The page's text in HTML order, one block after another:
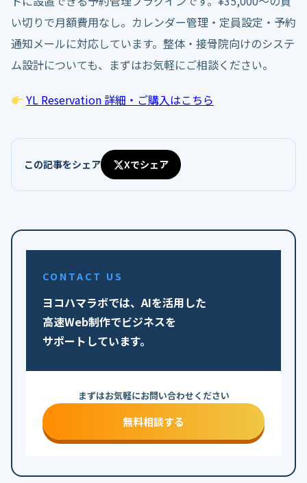
い切りで月額費用なし。カレンダー管理・定員設定・予約
通知メールに対応しています。整体・接骨院向けのシステ
ム設計についても、まずはお気軽にご相談ください。
YL Reservation 詳細・ご購入はこちら
この記事をシェア Xでシェア
CONTACT US
ヨコハマラボでは、AIを活用した
高速Web制作でビジネスを
サポートしています。
まずはお気軽にお問い合わせください
無料相談する